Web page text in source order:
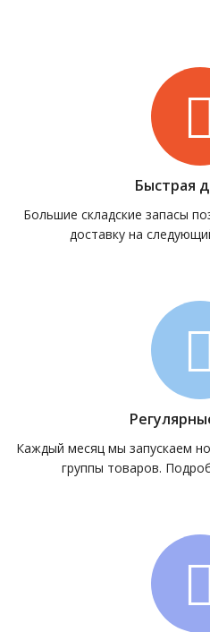
Быстрая
Большие складские запасы
доставку на
Каждый месяц мы запускаем
группы товаров.